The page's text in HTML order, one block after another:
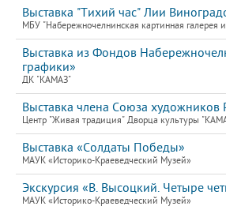
Выставка "Тихий час" Лии
МБУ "Набережночелнинская картинная
Выставка из Фондов
графики»
ДК "КАМАЗ"
Выставка члена Союза
Центр "Живая традиция" Дворца культуры
Выставка «Солдаты Победы»
МАУК «Историко-Краеведческий Музей»
Экскурсия «В. Высоцкий. Четыре
МАУК «Историко-Краеведческий Музей»